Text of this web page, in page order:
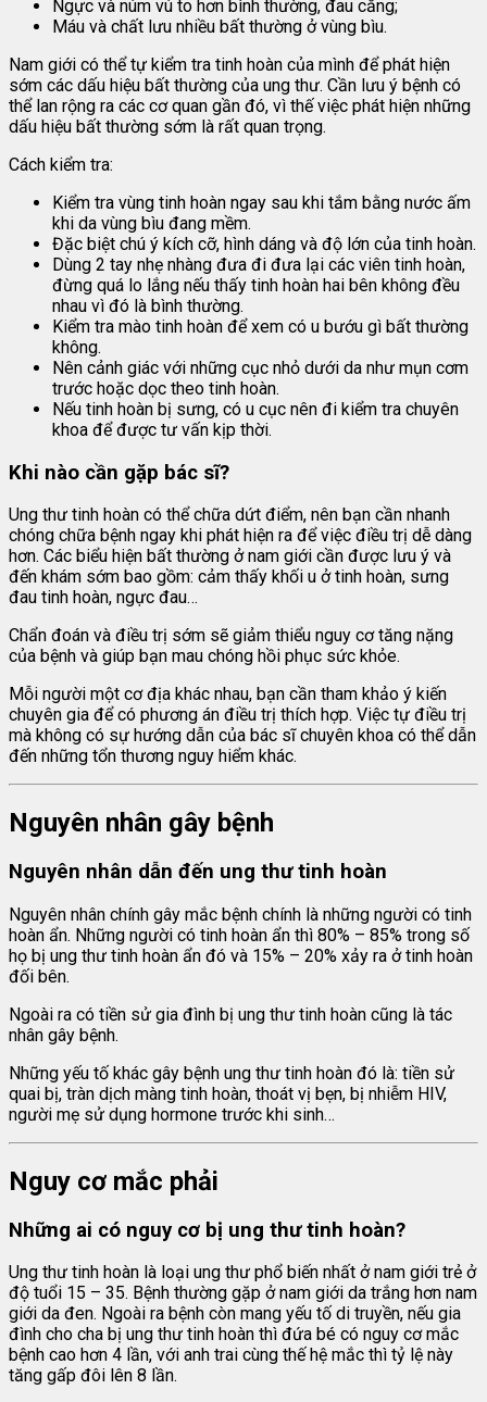
Ngực và núm vú to hơn bình thường, đau căng;
Máu và chất lưu nhiều bất thường ở vùng bìu.
Nam giới có thể tự kiểm tra tinh hoàn của mình để phát hiện
sớm các dấu hiệu bất thường của ung thư. Cần lưu ý bệnh có
thể lan rộng ra các cơ quan gần đó, vì thế việc phát hiện những
dấu hiệu bất thường sớm là rất quan trọng.
Cách kiểm tra:
Kiểm tra vùng tinh hoàn ngay sau khi tắm bằng nước ấm
khi da vùng bìu đang mềm.
Đặc biệt chú ý kích cỡ, hình dáng và độ lớn của tinh hoàn.
Dùng 2 tay nhẹ nhàng đưa đi đưa lại các viên tinh hoàn,
đừng quá lo lắng nếu thấy tinh hoàn hai bên không đều
nhau vì đó là bình thường.
Kiểm tra mào tinh hoàn để xem có u bướu gì bất thường
không.
Nên cảnh giác với những cục nhỏ dưới da như mụn cơm
trước hoặc dọc theo tinh hoàn.
Nếu tinh hoàn bị sưng, có u cục nên đi kiểm tra chuyên
khoa để được tư vấn kịp thời.
Khi nào cần gặp bác sĩ?
Ung thư tinh hoàn có thể chữa dứt điểm, nên bạn cần nhanh
chóng chữa bệnh ngay khi phát hiện ra để việc điều trị dễ dàng
hơn. Các biểu hiện bất thường ở nam giới cần được lưu ý và
đến khám sớm bao gồm: cảm thấy khối u ở tinh hoàn, sưng
đau tinh hoàn, ngực đau…
Chẩn đoán và điều trị sớm sẽ giảm thiểu nguy cơ tăng nặng
của bệnh và giúp bạn mau chóng hồi phục sức khỏe.
Mỗi người một cơ địa khác nhau, bạn cần tham khảo ý kiến
chuyên gia để có phương án điều trị thích hợp. Việc tự điều trị
mà không có sự hướng dẫn của bác sĩ chuyên khoa có thể dẫn
đến những tổn thương nguy hiểm khác.
Nguyên nhân gây bệnh
Nguyên nhân dẫn đến ung thư tinh hoàn
Nguyên nhân chính gây mắc bệnh chính là những người có tinh
hoàn ẩn. Những người có tinh hoàn ẩn thì 80% – 85% trong số
họ bị ung thư tinh hoàn ẩn đó và 15% – 20% xảy ra ở tinh hoàn
đối bên.
Ngoài ra có tiền sử gia đình bị ung thư tinh hoàn cũng là tác
nhân gây bệnh.
Những yếu tố khác gây bệnh ung thư tinh hoàn đó là: tiền sử
quai bị, tràn dịch màng tinh hoàn, thoát vị bẹn, bị nhiễm HIV,
người mẹ sử dụng hormone trước khi sinh…
Nguy cơ mắc phải
Những ai có nguy cơ bị ung thư tinh hoàn?
Ung thư tinh hoàn là loại ung thư phổ biến nhất ở nam giới trẻ ở
độ tuổi 15 – 35. Bệnh thường gặp ở nam giới da trắng hơn nam
giới da đen. Ngoài ra bệnh còn mang yếu tố di truyền, nếu gia
đình cho cha bị ung thư tinh hoàn thì đứa bé có nguy cơ mắc
bệnh cao hơn 4 lần, với anh trai cùng thế hệ mắc thì tỷ lệ này
tăng gấp đôi lên 8 lần.